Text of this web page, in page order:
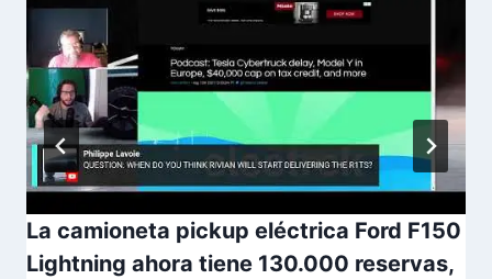
La camioneta pickup eléctrica Ford F150
Lightning ahora tiene 130.000 reservas,